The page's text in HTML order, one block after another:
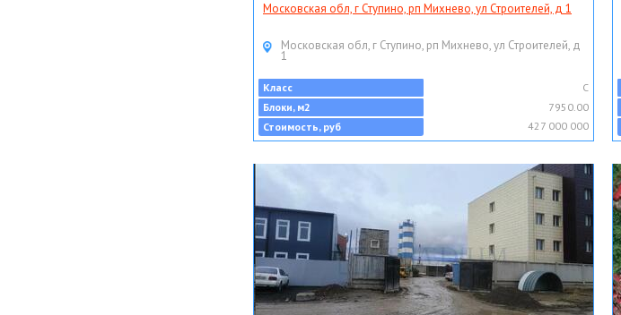
Московская обл, г Ступино, рп Михнево, ул Строителей, д 1
Московская обл, г Ступино, рп Михнево, ул Строителей, д
1
Класс
C
Блоки, м2
7950.00
Стоимость, руб
427 000 000